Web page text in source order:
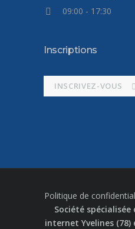
09:00 - 17:30
Inscriptions
INSCRIVEZ-VOUS
Politique de
Société
internet Yvelines (78)